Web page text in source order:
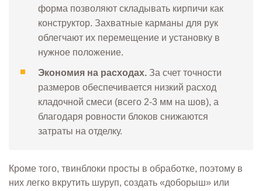
форма позволяют складывать кирпичи как
конструктор. Захватные карманы для рук
облегчают их перемещение и установку в
нужное положение.
Экономия на расходах. За счет точности
размеров обеспечивается низкий расход
кладочной смеси (всего 2-3 мм на шов), а
благодаря ровности блоков снижаются
затраты на отделку.
Кроме того, твинблоки просты в обработке, поэтому в
них легко вкрутить шуруп, создать «доборыш» или